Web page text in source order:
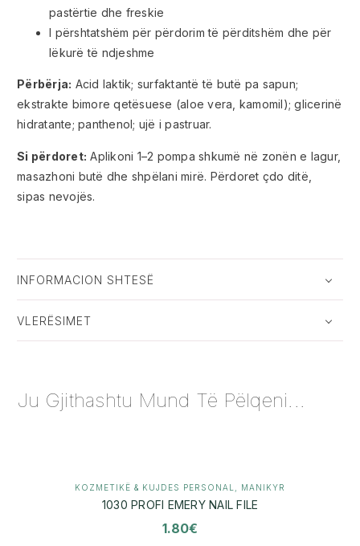
pastërtie dhe freskie
I përshtatshëm për përdorim të përditshëm dhe për
lëkurë të ndjeshme
Përbërja: Acid laktik; surfaktantë të butë pa sapun;
ekstrakte bimore qetësuese (aloe vera, kamomil); glicerinë
hidratante; panthenol; ujë i pastruar.
Si përdoret: Aplikoni 1–2 pompa shkumë në zonën e lagur,
masazhoni butë dhe shpëlani mirë. Përdoret çdo ditë,
sipas nevojës.
INFORMACION SHTESË
VLERËSIMET
Ju Gjithashtu Mund Të Pëlqeni...
KOZMETIKË & KUJDES PERSONAL MANIKYR
1030 PROFI EMERY NAIL FILE
1.80€